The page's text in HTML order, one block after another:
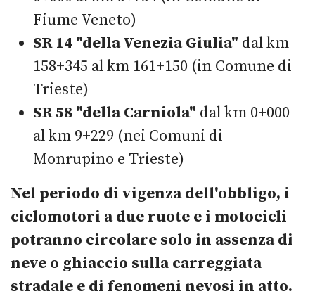
Fiume Veneto)
SR 14 "della Venezia Giulia" dal km
158+345 al km 161+150 (in Comune di
Trieste)
SR 58 "della Carniola" dal km 0+000
al km 9+229 (nei Comuni di
Monrupino e Trieste)
Nel periodo di vigenza dell'obbligo, i
ciclomotori a due ruote e i motocicli
potranno circolare solo in assenza di
neve o ghiaccio sulla carreggiata
stradale e di fenomeni nevosi in atto.